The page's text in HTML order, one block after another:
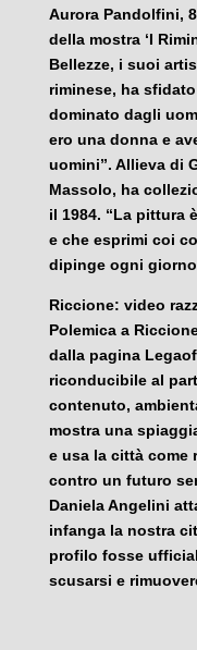
Aurora Pandolfini,
della mostra ‘I
Bellezze, i suoi
riminese, ha
dominato dagli
ero una donna e
uomini”. Allieva di
Massolo, ha
il 1984. “La pittura
e che esprimi coi
dipinge ogni
Riccione: video
Polemica a
dalla pagina
riconducibile al
contenuto,
mostra una
e usa la città come
contro un futuro
Daniela Angelini
infanga la nostra
profilo fosse
scusarsi e